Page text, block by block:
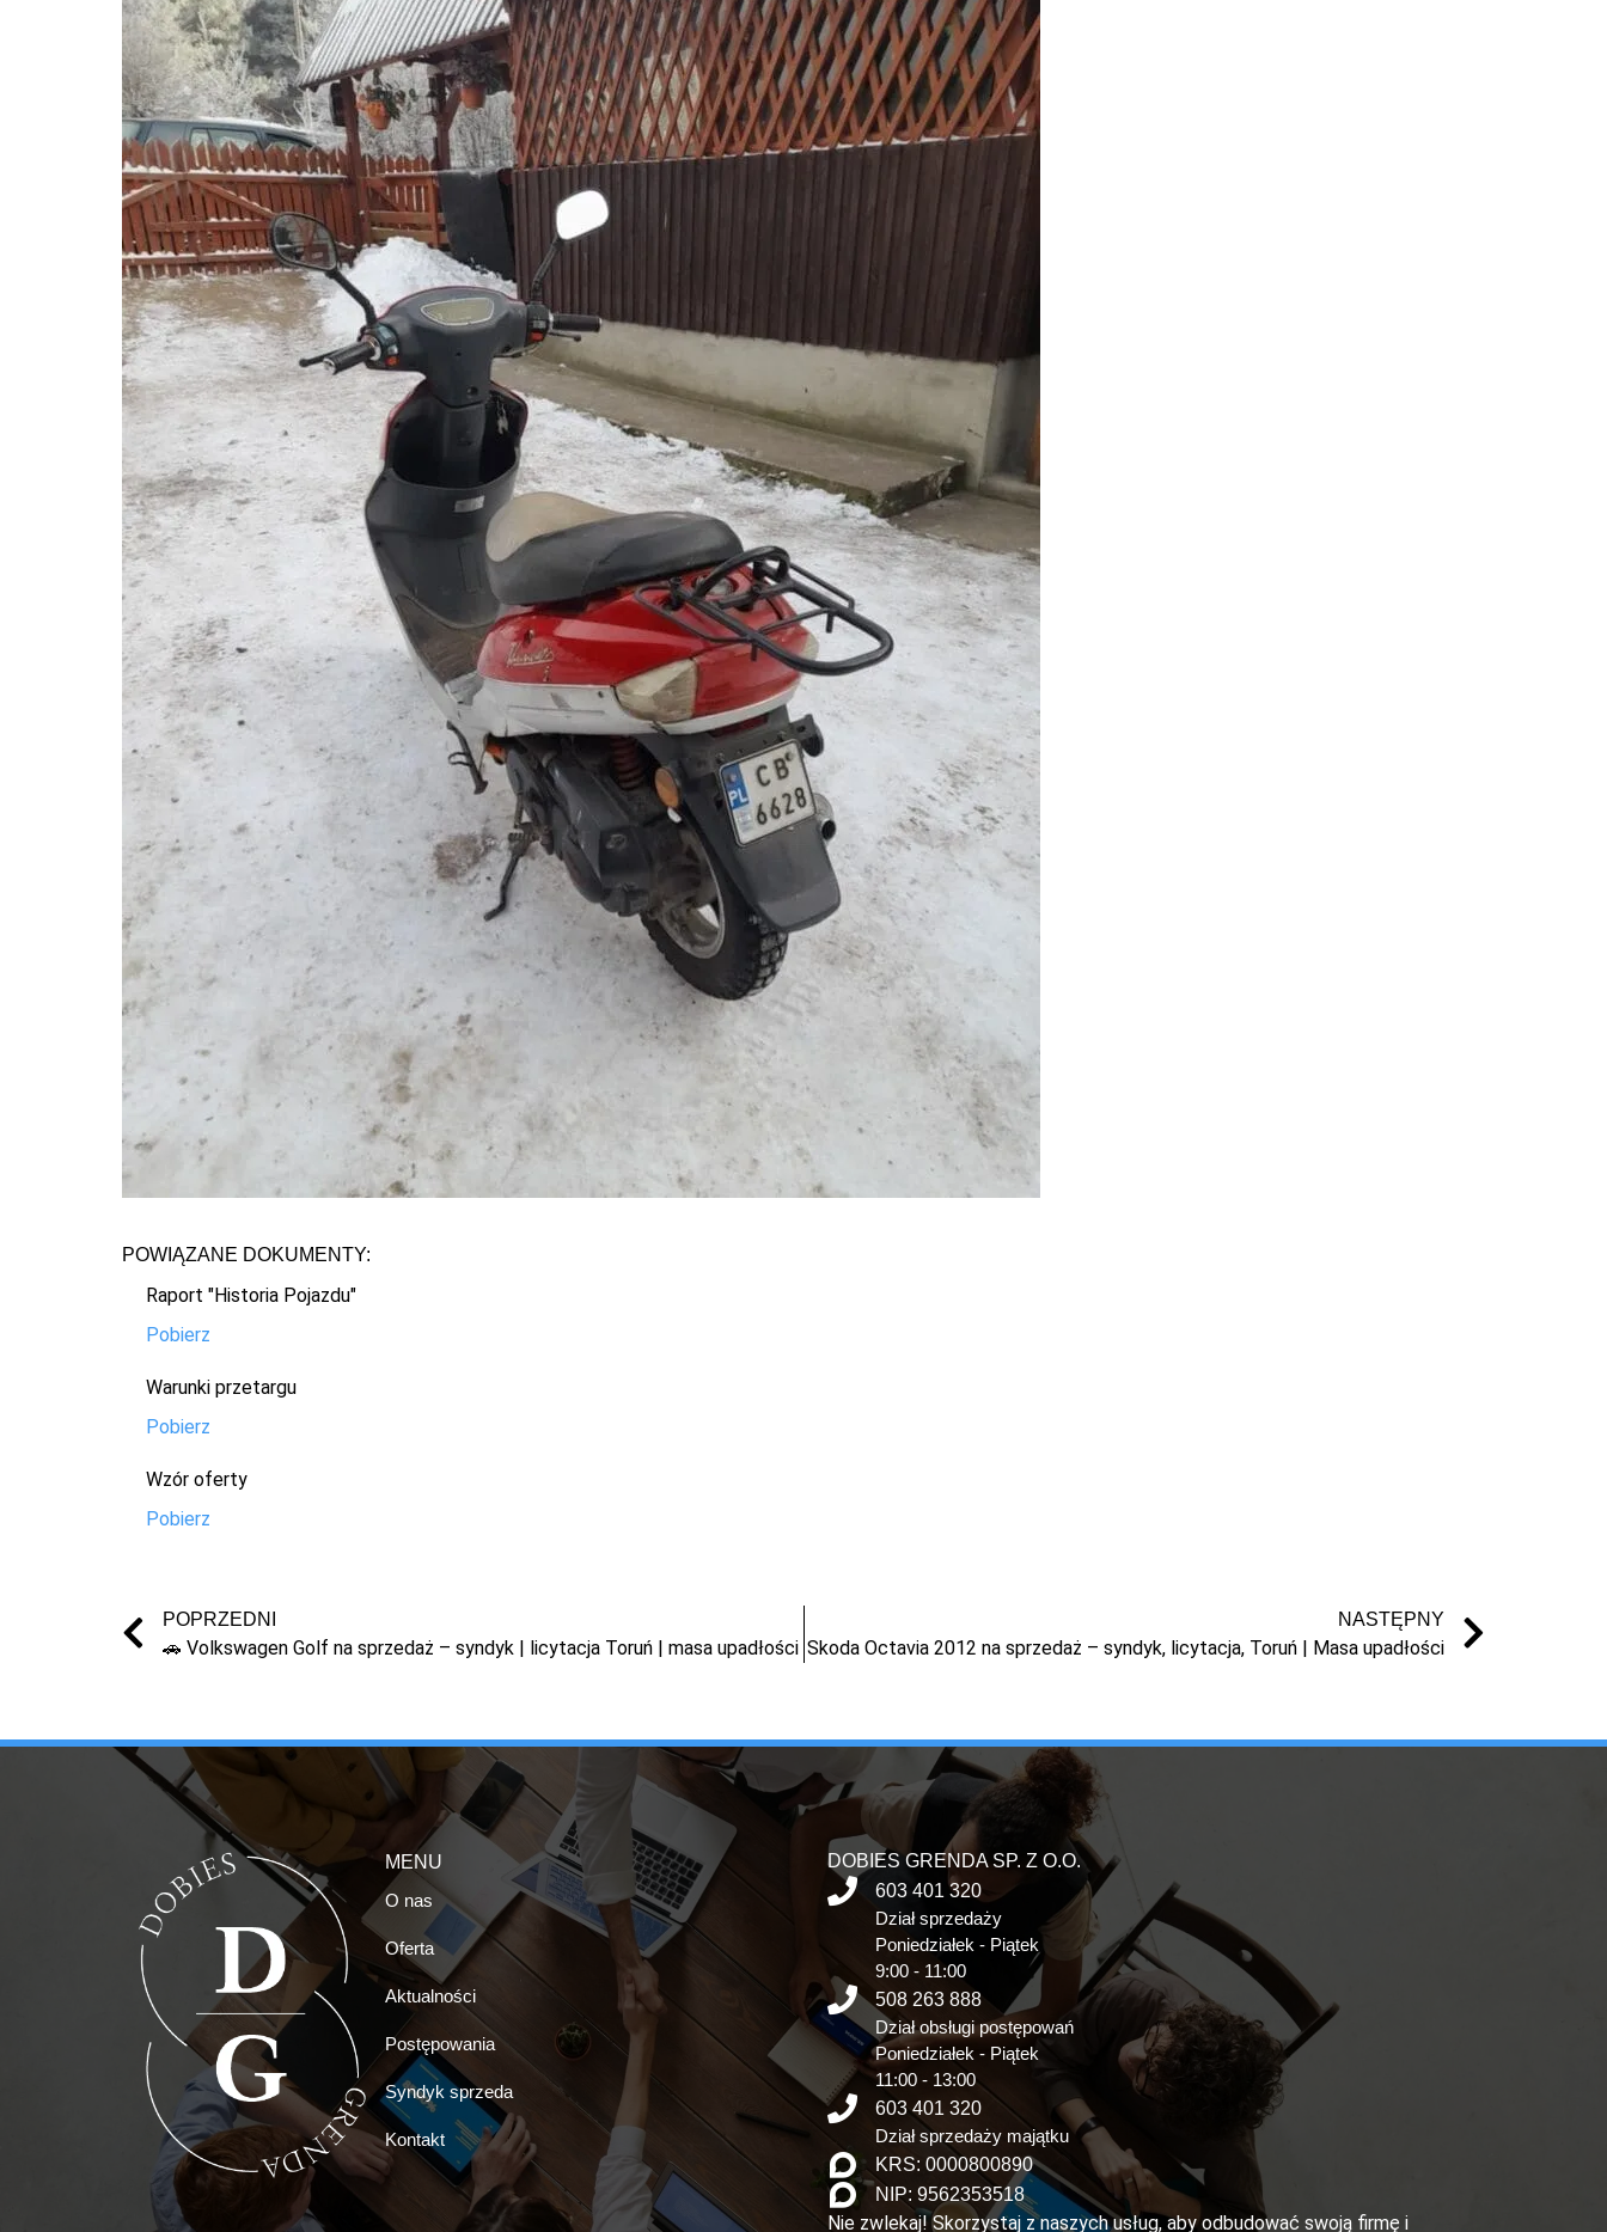
POWIĄZANE DOKUMENTY:
Raport "Historia Pojazdu"
Pobierz
Warunki przetargu
Pobierz
Wzór oferty
Pobierz
POPRZEDNI
🚗 Volkswagen Golf na sprzedaż – syndyk | licytacja Toruń | masa upadłości
NASTĘPNY
Skoda Octavia 2012 na sprzedaż – syndyk, licytacja, Toruń | Masa upadłości
MENU
O nas
Oferta
Aktualności
Postępowania
Syndyk sprzeda
Kontakt
DOBIES GRENDA SP. Z O.O.
603 401 320
Dział sprzedaży
Poniedziałek - Piątek
9:00 - 11:00
508 263 888
Dział obsługi postępowań
Poniedziałek - Piątek
11:00 - 13:00
603 401 320
Dział sprzedaży majątku
KRS: 0000800890
NIP: 9562353518
Nie zwlekaj! Skorzystaj z naszych usług, aby odbudować swoją firmę i